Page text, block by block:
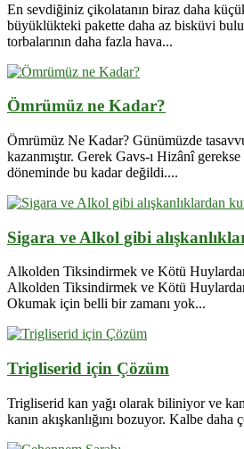
En sevdiğiniz çikolatanın biraz daha
büyüklükteki pakette daha az bisküvi
torbalarının daha fazla hava...
Ömrümüz ne Kadar?
Ömrümüz Ne Kadar? Günümüzde
kazanmıştır. Gerek Gavs-ı Hizânî
döneminde bu kadar değildi....
Sigara ve Alkol gibi
Alkolden Tiksindirmek ve Kötü
Alkolden Tiksindirmek ve Kötü
Okumak için belli bir zamanı yok...
Trigliserid için Çözüm
Trigliserid kan yağı olarak biliniyor ve
kanın akışkanlığını bozuyor. Kalbe